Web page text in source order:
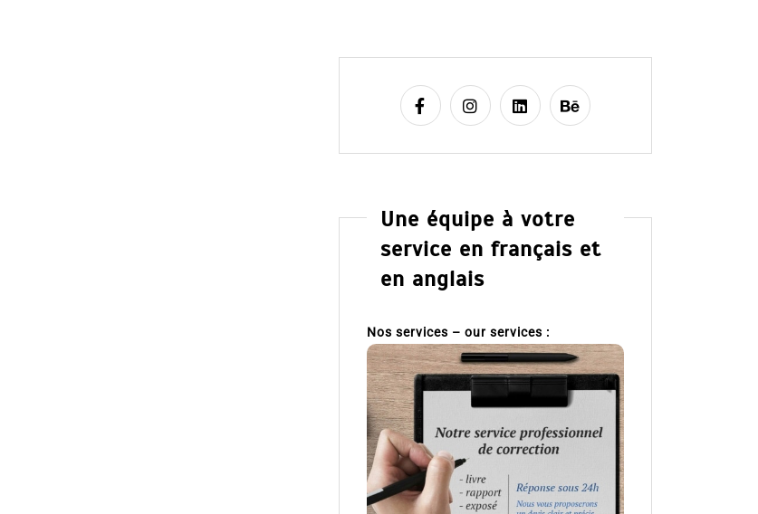
Une équipe à votre
service en français et
en anglais
Nos services – our services :